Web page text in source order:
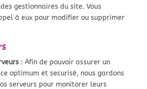
gestionnaires du site. Vous
à eux pour modifier ou supprimer
: Afin de pouvoir assurer un
optimum et securisé, nous gardons
serveurs pour monitorer leurs